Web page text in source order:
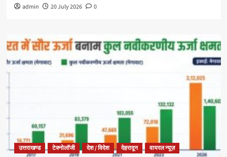
admin 20 July 2026 0
उत्तराखण्ड टेक्नोलॉजी देश / विदेश देहरादून वायरल न्यूज़